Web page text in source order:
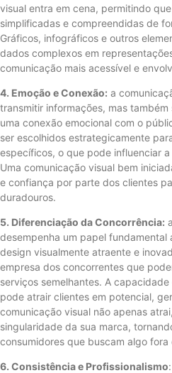
visual entra em cena, permitindo
simplificadas e compreendidas de
Gráficos, infográficos e outros
dados complexos em
comunicação mais acessível e
4. Emoção e Conexão: a
transmitir informações, mas
uma conexão emocional com o
ser escolhidos estrategicamente
específicos, o que pode influenciar
Uma comunicação visual bem
e confiança por parte dos clientes
duradouros.
5. Diferenciação da Concorrência:
desempenha um papel fundamental
design visualmente atraente e
empresa dos concorrentes que
serviços semelhantes. A
pode atrair clientes em potencial,
comunicação visual não apenas
singularidade da sua marca,
consumidores que buscam algo fora
6. Consistência e Profissionalismo